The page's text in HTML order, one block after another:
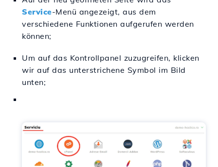
Service-Menü angezeigt, aus dem
verschiedene Funktionen aufgerufen werden
können;
Um auf das Kontrollpanel zuzugreifen, klicken
wir auf das unterstrichene Symbol im Bild
unten;